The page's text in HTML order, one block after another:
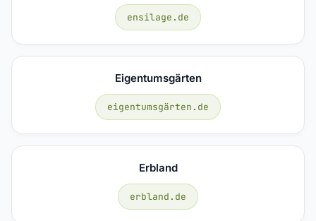
ensilage.de
Eigentumsgärten
eigentumsgärten.de
Erbland
erbland.de